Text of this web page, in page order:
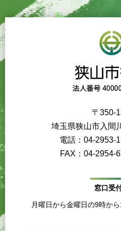
〒350-
埼玉県狭山市入間
電話：04-2953-
FAX：04-2954-
窓口受
月曜日から金曜日の9時か